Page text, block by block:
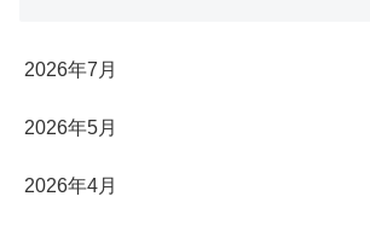
2026年7月
2026年5月
2026年4月